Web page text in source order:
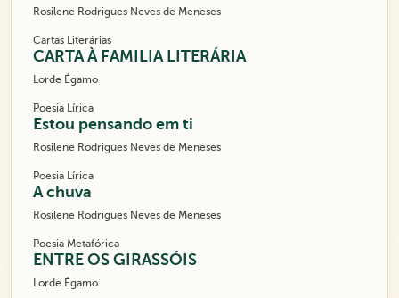
Rosilene Rodrigues Neves de Meneses
Cartas Literárias
CARTA À FAMILIA LITERÁRIA
Lorde Égamo
Poesia Lírica
Estou pensando em ti
Rosilene Rodrigues Neves de Meneses
Poesia Lírica
A chuva
Rosilene Rodrigues Neves de Meneses
Poesia Metafórica
ENTRE OS GIRASSÓIS
Lorde Égamo